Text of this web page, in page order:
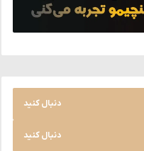
دنبال کنید
دنبال کنید